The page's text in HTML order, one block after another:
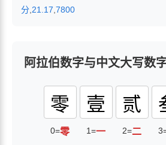
分 21.17 7800
阿拉伯数字与中文大写数
零
0=零
壹
1=一
贰
2=二